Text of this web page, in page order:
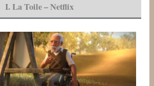
I. La Toile – Netflix